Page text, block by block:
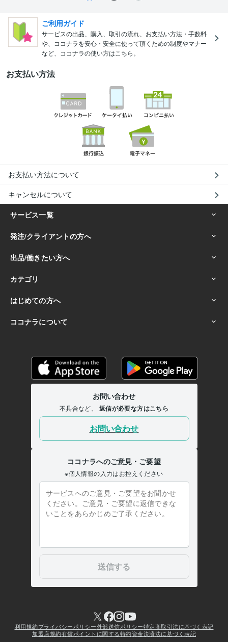
ご利用ガイド
サービスの出品、購入、取引の流れ、お支払い方法・手数料
や、ココナラを安心・安全に使って頂くための制度やマナー
など、ココナラの使い方はこちら。
お支払い方法
お支払い方法について
キャンセルについて